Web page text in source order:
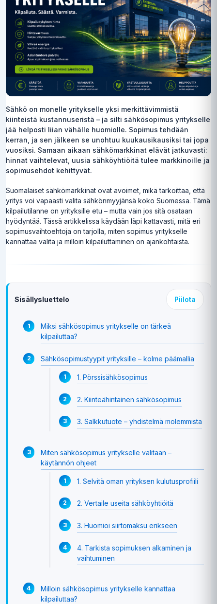
Sähkö on monelle yritykselle yksi merkittävimmistä
kiinteistä kustannuseristä – ja silti sähkösopimus yritykselle
jää helposti liian vähälle huomiolle. Sopimus tehdään
kerran, ja sen jälkeen se unohtuu kuukausikausiksi tai jopa
vuosiksi. Samaan aikaan sähkömarkkinat elävät jatkuvasti:
hinnat vaihtelevat, uusia sähköyhtiöitä tulee markkinoille ja
sopimusehdot kehittyvät.
Suomalaiset sähkömarkkinat ovat avoimet, mikä tarkoittaa, että
yritys voi vapaasti valita sähkönmyyjänsä koko Suomessa. Tämä
kilpailutilanne on yrityksille etu – mutta vain jos sitä osataan
hyödyntää. Tässä artikkelissa käydään läpi kattavasti, mitä eri
sopimusvaihtoehtoja on tarjolla, miten sopimus yritykselle
kannattaa valita ja milloin kilpailuttaminen on ajankohtaista.
Sisällysluettelo Piilota
Miksi sähkösopimus yritykselle on tärkeä
kilpailuttaa?
Sähkösopimustyypit yrityksille – kolme päämallia
1. Pörssisähkösopimus
2. Kiinteähintainen sähkösopimus
3. Salkkutuote – yhdistelmä molemmista
Miten sähkösopimus yritykselle valitaan –
käytännön ohjeet
1. Selvitä oman yrityksen kulutusprofiili
2. Vertaile useita sähköyhtiöitä
3. Huomioi siirtomaksu erikseen
4. Tarkista sopimuksen alkaminen ja
vaihtuminen
Milloin sähkösopimus yritykselle kannattaa
kilpailuttaa?